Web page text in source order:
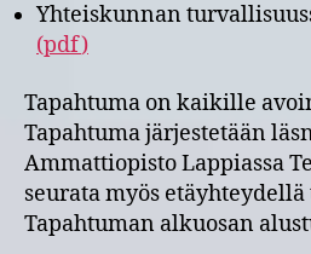
Yhteiskunnan
(pdf)
Tapahtuma on kaikille
Tapahtuma järjestetään
Ammattiopisto Lappiassa
seurata myös
Tapahtuman alkuosan